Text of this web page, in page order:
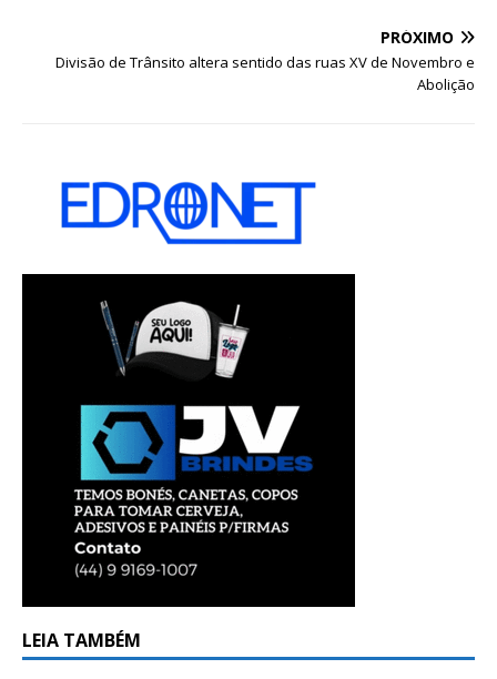
PRÓXIMO
Divisão de Trânsito altera sentido das ruas XV de Novembro e
Abolição
LEIA TAMBÉM